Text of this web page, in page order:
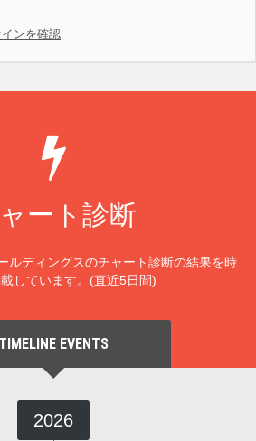
ンを確認
ート診断
ルディングスのチャート診断の結果を時
しています。(直近5日間)
TIMELINE EVENTS
2026